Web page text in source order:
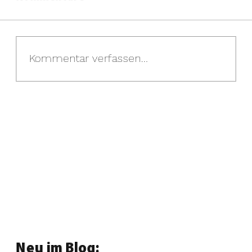
Kommentar verfassen...